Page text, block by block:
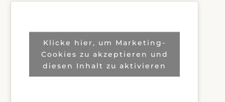
Klicke hier, um Marketing-
Cookies zu akzeptieren und
diesen Inhalt zu aktivieren